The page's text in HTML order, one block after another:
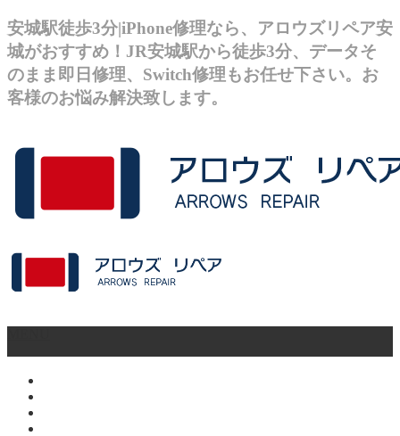
安城駅徒歩3分|iPhone修理なら、アロウズリペア安
城がおすすめ！JR安城駅から徒歩3分、データそ
のまま即日修理、Switch修理もお任せ下さい。お
客様のお悩み解決致します。